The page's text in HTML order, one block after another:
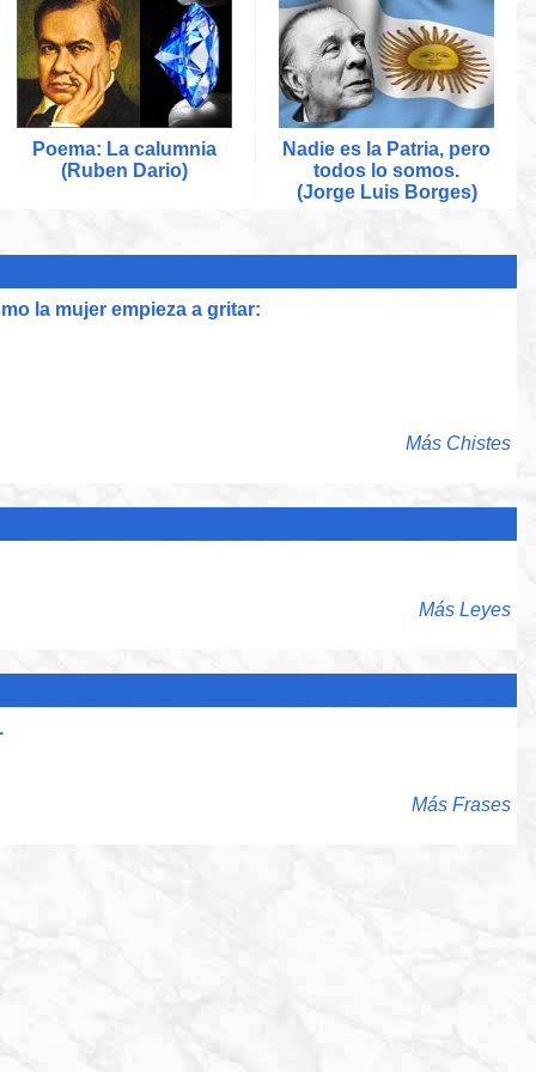
Poema: La calumnia
(Ruben Dario)
Nadie es la Patria, pero
todos lo somos.
(Jorge Luis Borges)
la mujer empieza a gritar:
Más Chistes
Más Leyes
Más Frases